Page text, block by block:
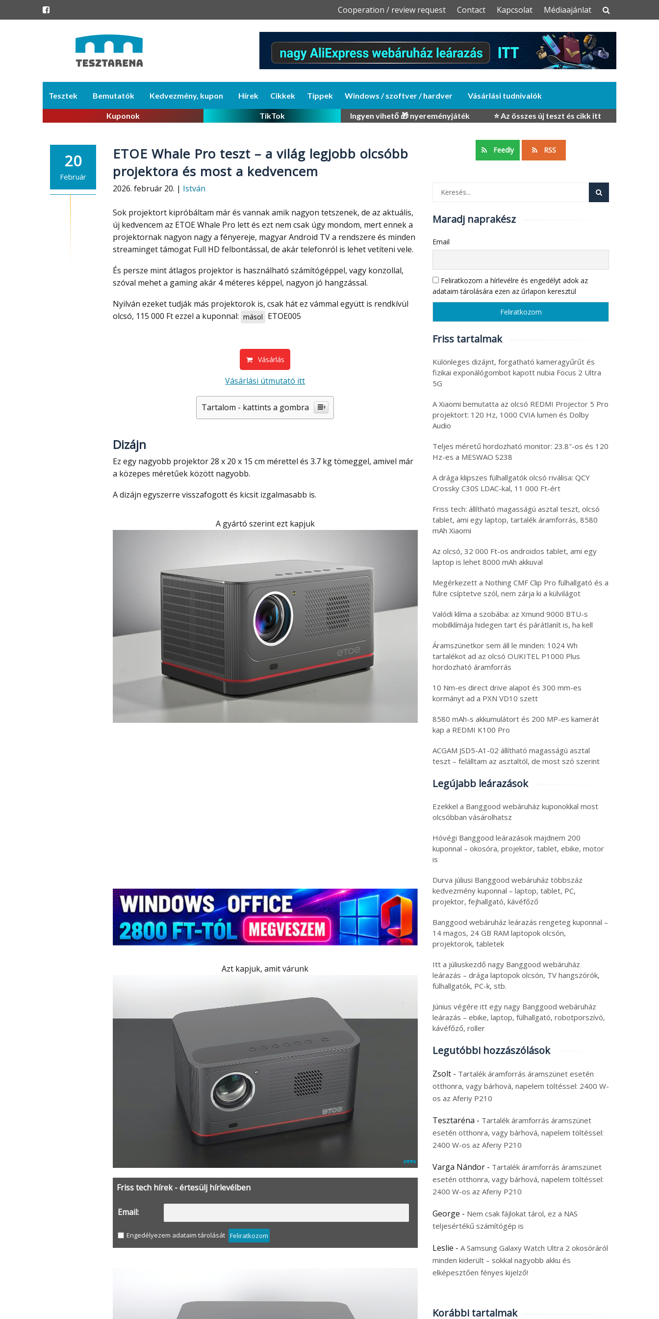
Skip
Cooperation / review request Contact Kapcsolat Médiaajánlat
content
Tesztek Bemutatók Kedvezmény, kupon Hírek Cikkek Tippek Windows / szoftver / hardver Vásárlási tudnivalók
Kuponok TikTok Ingyen vihető 🎁 nyereményjáték ⭐ Az összes új teszt és cikk itt
20
Február
ETOE Whale Pro teszt – a világ legjobb olcsóbb
projektora és most a kedvencem
2026. február 20. | István
Sok projektort kipróbáltam már és vannak amik nagyon tetszenek, de az aktuális,
új kedvencem az ETOE Whale Pro lett és ezt nem csak úgy mondom, mert ennek a
projektornak nagyon nagy a fényereje, magyar Android TV a rendszere és minden
streaminget támogat Full HD felbontással, de akár telefonról is lehet vetíteni vele.
És persze mint átlagos projektor is használható számítógéppel, vagy konzollal,
szóval mehet a gaming akár 4 méteres képpel, nagyon jó hangzással.
Nyilván ezeket tudják más projektorok is, csak hát ez vámmal együtt is rendkívül
olcsó, 115 000 Ft ezzel a kuponnal: másol ETOE005
Vásárlás
Vásárlási útmutató itt
Tartalom - kattints a gombra
Dizájn
Ez egy nagyobb projektor 28 x 20 x 15 cm mérettel és 3.7 kg tömeggel, amivel már
a közepes méretűek között nagyobb.
A dizájn egyszerre visszafogott és kicsit izgalmasabb is.
A gyártó szerint ezt kapjuk
Azt kapjuk, amit várunk
Friss tech hírek - értesülj hírlevélben
Email:
Engedélyezem adataim tárolását Feliratkozom
Feedly RSS
Maradj naprakész
Email
Feliratkozom a hírlevélre és engedélyt adok az
adataim tárolására ezen az űrlapon keresztül
Friss tartalmak
Különleges dizájnt, forgatható kameragyűrűt és
fizikai exponálógombot kapott nubia Focus 2 Ultra
5G
A Xiaomi bemutatta az olcsó REDMI Projector 5 Pro
projektort: 120 Hz, 1000 CVIA lumen és Dolby
Audio
Teljes méretű hordozható monitor: 23.8″-os és 120
Hz-es a MESWAO S238
A drága klipszes fülhallgatók olcsó riválisa: QCY
Crossky C30S LDAC-kal, 11 000 Ft-ért
Friss tech: állítható magasságú asztal teszt, olcsó
tablet, ami egy laptop, tartalék áramforrás, 8580
mAh Xiaomi
Az olcsó, 32 000 Ft-os androidos tablet, ami egy
laptop is lehet 8000 mAh akkuval
Megérkezett a Nothing CMF Clip Pro fülhallgató és a
fülre csíptetve szól, nem zárja ki a külvilágot
Valódi klíma a szobába: az Xmund 9000 BTU-s
mobilklímája hidegen tart és párátlanít is, ha kell
Áramszünetkor sem áll le minden: 1024 Wh
tartalékot ad az olcsó OUKITEL P1000 Plus
hordozható áramforrás
10 Nm-es direct drive alapot és 300 mm-es
kormányt ad a PXN VD10 szett
8580 mAh-s akkumulátort és 200 MP-es kamerát
kap a REDMI K100 Pro
ACGAM JSD5-A1-02 állítható magasságú asztal
teszt – felálltam az asztaltól, de most szó szerint
Legújabb leárazások
Ezekkel a Banggood webáruház kuponokkal most
olcsóbban vásárolhatsz
Hóvégi Banggood leárazások majdnem 200
kuponnal – okosóra, projektor, tablet, ebike, motor
is
Durva júliusi Banggood webáruház többszáz
kedvezmény kuponnal – laptop, tablet, PC,
projektor, fejhallgató, kávéfőző
Banggood webáruház leárazás rengeteg kuponnal –
14 magos, 24 GB RAM laptopok olcsón,
projektorok, tabletek
Itt a júliuskezdő nagy Banggood webáruház
leárazás – drága laptopok olcsón, TV hangszórók,
fülhallgatók, PC-k, stb.
Június végére itt egy nagy Banggood webáruház
leárazás – ebike, laptop, fülhallgató, robotporszívó,
kávéfőző, roller
Legutóbbi hozzászólások
Zsolt - Tartalék áramforrás áramszünet esetén
otthonra, vagy bárhová, napelem töltéssel: 2400 W-
os az Aferiy P210
Tesztaréna - Tartalék áramforrás áramszünet
esetén otthonra, vagy bárhová, napelem töltéssel:
2400 W-os az Aferiy P210
Varga Nándor - Tartalék áramforrás áramszünet
esetén otthonra, vagy bárhová, napelem töltéssel:
2400 W-os az Aferiy P210
George - Nem csak fájlokat tárol, ez a NAS
teljesértékű számítógép is
Leslie - A Samsung Galaxy Watch Ultra 2 okosóráról
minden kiderült – sokkal nagyobb akku és
elképesztően fényes kijelző!
Korábbi tartalmak